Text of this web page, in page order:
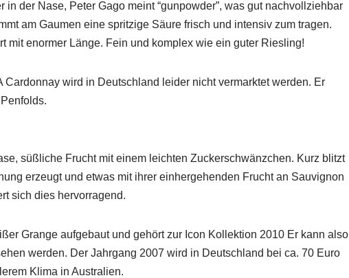
der Nase, Peter Gago meint “gunpowder”, was gut nachvollziehbar
am Gaumen eine spritzige Säure frisch und intensiv zum tragen.
mit enormer Länge. Fein und komplex wie ein guter Riesling!
Cardonnay wird in Deutschland leider nicht vermarktet werden. Er
süßliche Frucht mit einem leichten Zuckerschwänzchen. Kurz blitzt
erzeugt und etwas mit ihrer einhergehenden Frucht an Sauvignon
sich dies hervorragend.
Grange aufgebaut und gehört zur Icon Kollektion 2010 Er kann also
werden. Der Jahrgang 2007 wird in Deutschland bei ca. 70 Euro
Klima in Australien.